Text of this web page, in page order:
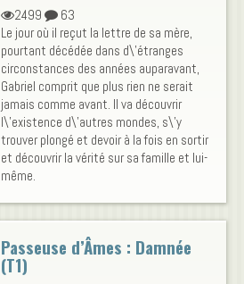
2499
63
Le jour où il reçut la lettre de sa mère,
pourtant décédée dans d\'étranges
circonstances des années auparavant,
Gabriel comprit que plus rien ne serait
jamais comme avant. Il va découvrir
l\'existence d\'autres mondes, s\'y
trouver plongé et devoir à la fois en sortir
et découvrir la vérité sur sa famille et lui-
même.
Passeuse d’Âmes : Damnée
(T1)